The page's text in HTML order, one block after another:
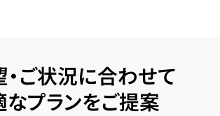
・ご状況に合わせて
なプランをご提案